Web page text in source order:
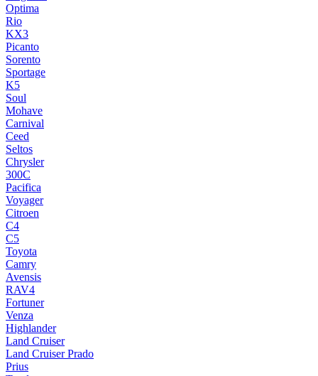
Optima
Rio
KX3
Picanto
Sorento
Sportage
K5
Soul
Mohave
Carnival
Ceed
Seltos
Chrysler
300C
Pacifica
Voyager
Citroen
C4
C5
Toyota
Camry
Avensis
RAV4
Fortuner
Venza
Highlander
Land Cruiser
Land Cruiser Prado
Prius